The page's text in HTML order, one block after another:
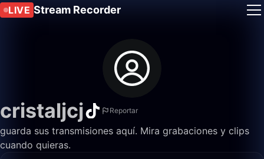
LIVE Stream Recorder
cristaljcj Reportar
guarda sus transmisiones aquí. Mira grabaciones y clips
cuando quieras.